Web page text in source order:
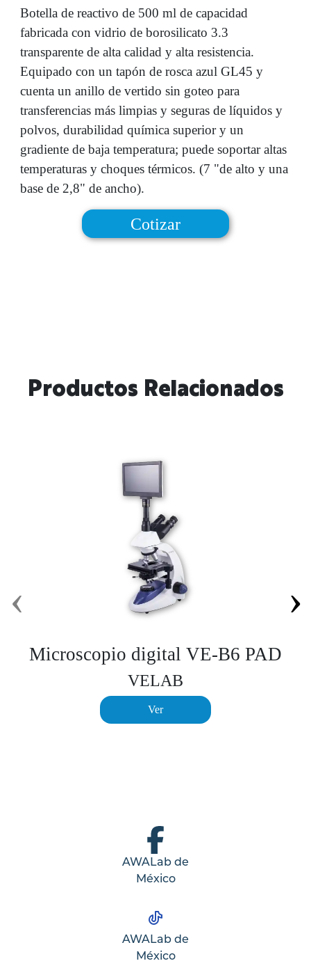
Botella de reactivo de 500 ml de capacidad
fabricada con vidrio de borosilicato 3.3
transparente de alta calidad y alta resistencia.
Equipado con un tapón de rosca azul GL45 y
cuenta un anillo de vertido sin goteo para
transferencias más limpias y seguras de líquidos y
polvos, durabilidad química superior y un
gradiente de baja temperatura; puede soportar altas
temperaturas y choques térmicos. (7 "de alto y una
base de 2,8" de ancho).
Cotizar
Productos Relacionados
Microscopio digital VE-B6 PAD
VELAB
Ver
‹ ›
AWALab de
México
AWALab de
México